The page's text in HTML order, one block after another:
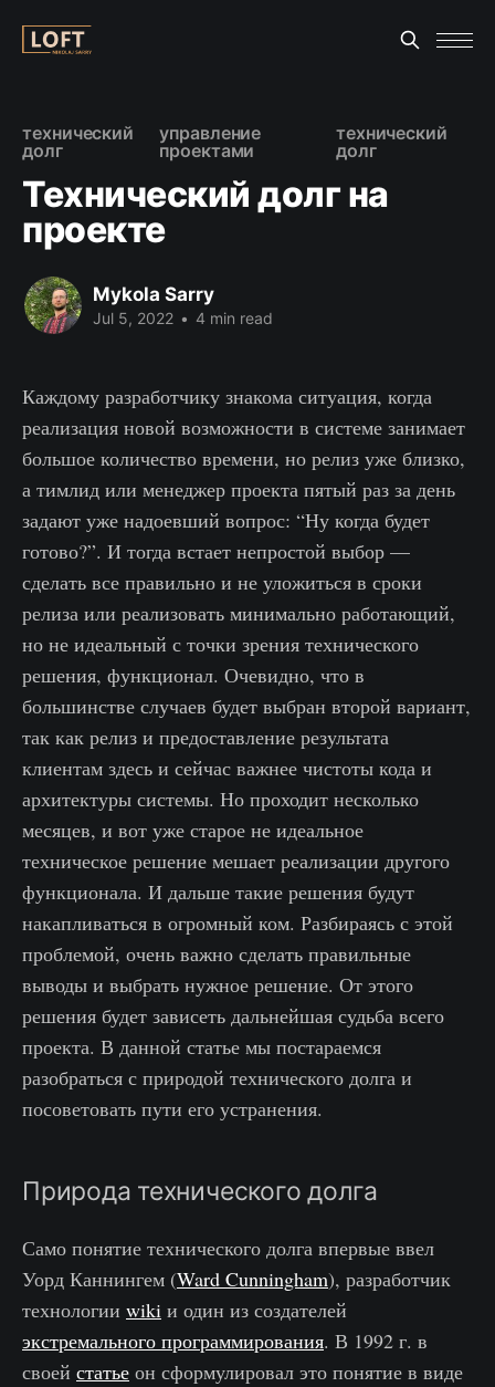
технический
долг
управление
проектами
технический
долг
Технический долг на
проекте
Mykola Sarry
Jul 5, 2022 • 4 min read
Каждому разработчику знакома ситуация, когда
реализация новой возможности в системе занимает
большое количество времени, но релиз уже близко,
а тимлид или менеджер проекта пятый раз за день
задают уже надоевший вопрос: “Ну когда будет
готово?”. И тогда встает непростой выбор —
сделать все правильно и не уложиться в сроки
релиза или реализовать минимально работающий,
но не идеальный с точки зрения технического
решения, функционал. Очевидно, что в
большинстве случаев будет выбран второй вариант,
так как релиз и предоставление результата
клиентам здесь и сейчас важнее чистоты кода и
архитектуры системы. Но проходит несколько
месяцев, и вот уже старое не идеальное
техническое решение мешает реализации другого
функционала. И дальше такие решения будут
накапливаться в огромный ком. Разбираясь с этой
проблемой, очень важно сделать правильные
выводы и выбрать нужное решение. От этого
решения будет зависеть дальнейшая судьба всего
проекта. В данной статье мы постараемся
разобраться с природой технического долга и
посоветовать пути его устранения.
Природа технического долга
Само понятие технического долга впервые ввел
Уорд Каннингем (Ward Cunningham), разработчик
технологии wiki и один из создателей
экстремального программирования. В 1992 г. в
своей статье он сформулировал это понятие в виде